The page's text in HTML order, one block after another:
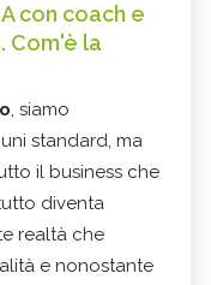
con coach e
Com'è la
, siamo
standard, ma
il business che
diventa
realtà che
e nonostante